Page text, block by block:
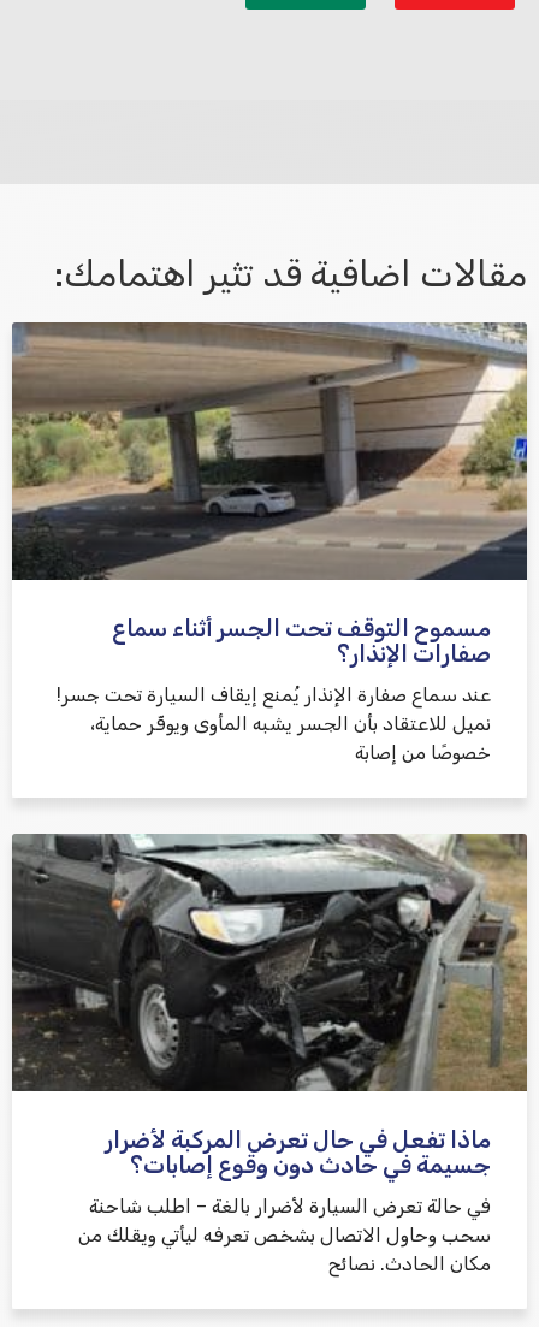
אני מאשר/ת קבלת דיוור במייל ושימוש בפרטים בהתאם
למדיניות הפרטיות
שלח משוב
مقالات اضافية قد تثير اهتمامك:
مسموح التوقف تحت الجسر أثناء سماع
صفارات الإنذار؟
عند سماع صفارة الإنذار يُمنع إيقاف السيارة تحت جسر!
نميل للاعتقاد بأن الجسر يشبه المأوى ويوفّر حماية،
خصوصًا من إصابة
ماذا تفعل في حال تعرض المركبة لأضرار
جسيمة في حادث دون وقوع إصابات؟
في حالة تعرض السيارة لأضرار بالغة – اطلب شاحنة
سحب وحاول الاتصال بشخص تعرفه ليأتي ويقلك من
مكان الحادث. نصائح